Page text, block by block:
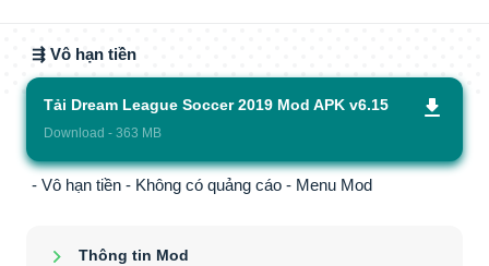
⇶ Vô hạn tiền
Tải Dream League Soccer 2019 Mod APK v6.15
Download - 363 MB
- Vô hạn tiền - Không có quảng cáo - Menu Mod
Thông tin Mod